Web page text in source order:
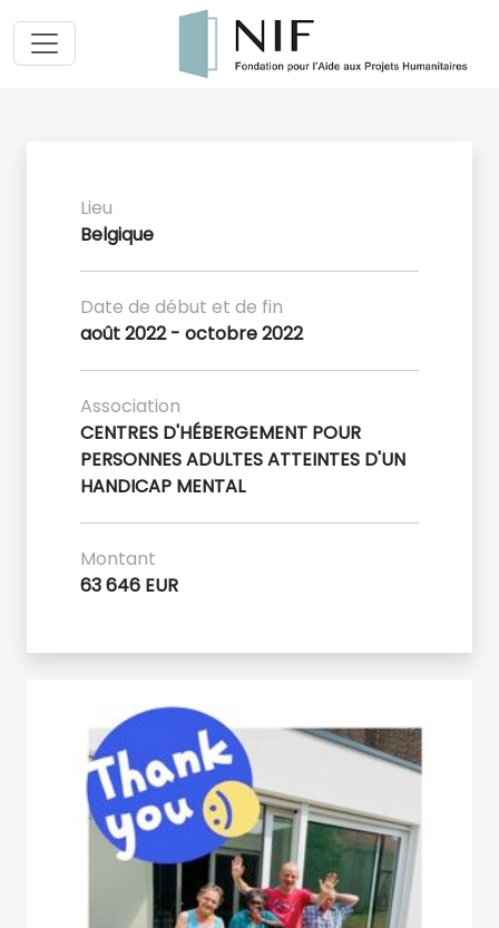
Lieu
Belgique
Date de début et de fin
août 2022 - octobre 2022
Association
CENTRES D'HÉBERGEMENT POUR
PERSONNES ADULTES ATTEINTES D'UN
HANDICAP MENTAL
Montant
63 646 EUR